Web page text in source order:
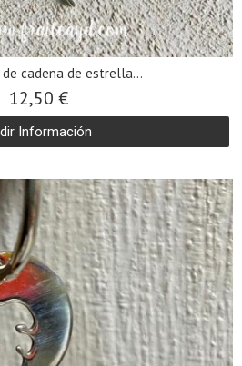
de cadena de estrella...
12,50 €
Información